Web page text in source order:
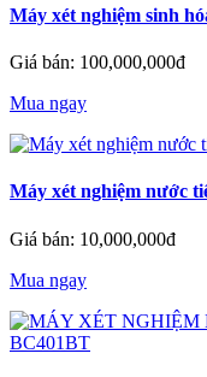
Máy xét nghiệm sinh
Giá bán: 100,000,000đ
Mua ngay
Máy xét nghiệm nước
Giá bán: 10,000,000đ
Mua ngay